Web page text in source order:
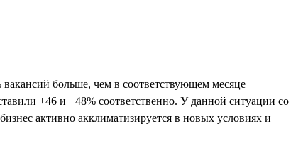
больше, чем в соответствующем месяце
+46 и +48% соответственно. У данной ситуации со
активно акклиматизируется в новых условиях и